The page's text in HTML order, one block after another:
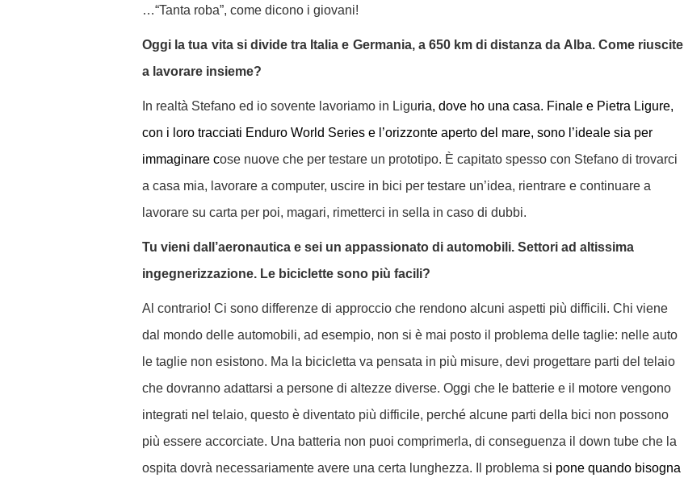
…“Tanta roba”, come dicono i giovani!
Oggi la tua vita si divide tra Italia e Germania, a 650 km di distanza da Alba. Come riuscite
a lavorare insieme?
In realtà Stefano ed io sovente lavoriamo in Liguria, dove ho una casa. Finale e Pietra Ligure,
con i loro tracciati Enduro World Series e l’orizzonte aperto del mare, sono l’ideale sia per
immaginare cose nuove che per testare un prototipo. È capitato spesso con Stefano di trovarci
a casa mia, lavorare a computer, uscire in bici per testare un’idea, rientrare e continuare a
lavorare su carta per poi, magari, rimetterci in sella in caso di dubbi.
Tu vieni dall’aeronautica e sei un appassionato di automobili. Settori ad altissima
ingegnerizzazione. Le biciclette sono più facili?
Al contrario! Ci sono differenze di approccio che rendono alcuni aspetti più difficili. Chi viene
dal mondo delle automobili, ad esempio, non si è mai posto il problema delle taglie: nelle auto
le taglie non esistono. Ma la bicicletta va pensata in più misure, devi progettare parti del telaio
che dovranno adattarsi a persone di altezze diverse. Oggi che le batterie e il motore vengono
integrati nel telaio, questo è diventato più difficile, perché alcune parti della bici non possono
più essere accorciate. Una batteria non puoi comprimerla, di conseguenza il down tube che la
ospita dovrà necessariamente avere una certa lunghezza.
Il problema si pone quando bisogna